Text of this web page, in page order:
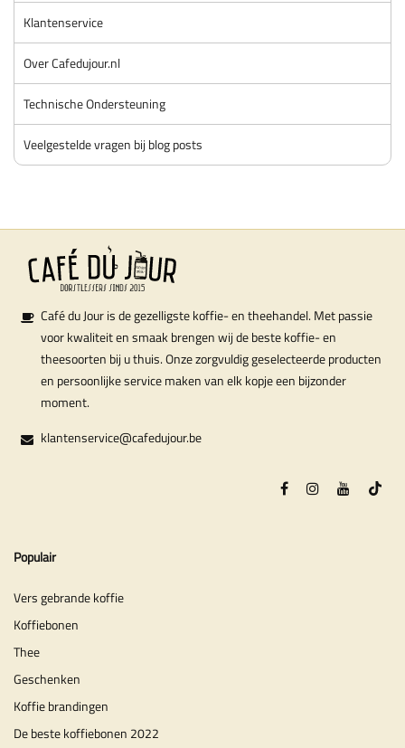
Klantenservice
Over Cafedujour.nl
Technische Ondersteuning
Veelgestelde vragen bij blog posts
Café du Jour is de gezelligste koffie- en theehandel. Met passie
voor kwaliteit en smaak brengen wij de beste koffie- en
theesoorten bij u thuis. Onze zorgvuldig geselecteerde producten
en persoonlijke service maken van elk kopje een bijzonder
moment.
klantenservice@cafedujour.be
Populair
Vers gebrande koffie
Koffiebonen
Thee
Geschenken
Koffie brandingen
De beste koffiebonen 2022